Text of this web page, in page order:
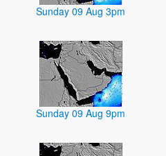
Sunday 09 Aug 3pm
Sunday 09 Aug 9pm